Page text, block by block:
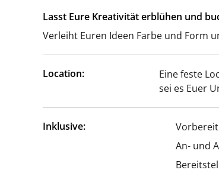
Lasst Eure Kreativität erblühen und
Verleiht Euren Ideen Farbe und Form
Location:
Eine feste
sei es Euer
Inklusive:
An- und